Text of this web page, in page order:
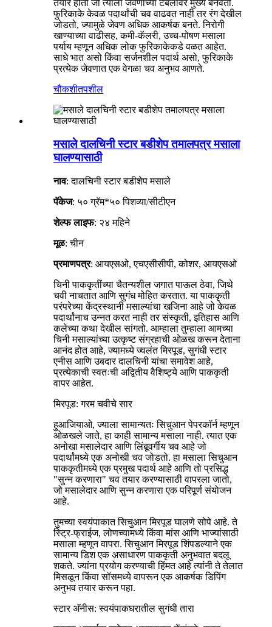
तयार होतो जो त्याला जेवणाच्या टेबलांवर मुख्य बनवतो.
फुरिकाके केवळ पदार्थांची चव वाढवत नाही तर रंग देखील
जोडतो, ज्यामुळे जेवण अधिक आकर्षक बनते. निरोगी
खाण्याच्या वाढीसह, कमी-कॅलरी, उच्च-पोषण मसाला
पर्याय म्हणून अधिक लोक फुरिकाकेकडे वळत आहेत.
साधे भात असो किंवा सर्जनशील पदार्थ असो, फुरिकाके
प्रत्येक जेवणात एक वेगळा चव अनुभव आणते.
चौकशीतपशील
मसाले दालचिनी स्टार बडीशेप तमालपत्र मसाला
घालण्यासाठी
नाव: दालचिनी स्टार बडीशेप मसाले
पॅकेज: ५० ग्रॅम*५० पिशव्या/सीटीएन
शेल्फ लाइफ: २४ महिने
मूळ: चीन
प्रमाणपत्र: आयएसओ, एचएसीसीपी, कोशर, आयएसओ
चिनी पाककृतींच्या चैतन्यशील जगात पाऊल ठेवा, जिथे
चवी नाचतात आणि सुगंध मोहित करतात. या पाककृती
परंपरेच्या केंद्रस्थानी मसाल्यांचा खजिना आहे जो केवळ
पदार्थांनाच उन्नत करत नाही तर संस्कृती, इतिहास आणि
कलेच्या कथा देखील सांगतो. आम्हाला तुम्हाला आमच्या
चिनी मसाल्यांच्या उत्कृष्ट संग्रहाची ओळख करून देताना
आनंद होत आहे, ज्यामध्ये ज्वलंत मिरपूड, सुगंधी स्टार
एनीस आणि उबदार दालचिनी यांचा समावेश आहे,
प्रत्येकाची स्वतःची अद्वितीय वैशिष्ट्ये आणि पाककृती
वापर आहेत.
मिरपूड: गरम चवीचे सार
हुआजियाओ, ज्याला सामान्यतः सिचुआन पेपरकॉर्न म्हणून
ओळखले जाते, हा काही सामान्य मसाला नाही. त्यात एक
अनोखा मसालेदार आणि लिंबूवर्गीय चव आहे जो
पदार्थांमध्ये एक अनोखी चव जोडतो. हा मसाला सिचुआन
पाककृतीमध्ये एक प्रमुख पदार्थ आहे आणि तो प्रसिद्ध
"सुन्न करणारा" चव तयार करण्यासाठी वापरला जातो,
जो मसालेदार आणि सुन्न करणारा एक परिपूर्ण संयोजन
आहे.
तुमच्या स्वयंपाकात सिचुआन मिरपूड घालणे सोपे आहे. ते
स्ट्रि-फ्राईज, लोणच्यामध्ये किंवा मांस आणि भाज्यांसाठी
मसाला म्हणून वापरा. ​​सिचुआन मिरपूड शिंपडल्याने एक
सामान्य डिश एक असाधारण पाककृती अनुभवात बदलू
शकते. ज्यांना प्रयोग करण्याची हिंमत आहे त्यांनी ते तेलात
मिसळून किंवा सॉसमध्ये वापरून एक आकर्षक डिपिंग
अनुभव तयार करून पहा.
स्टार अ‍ॅनीस: स्वयंपाकघरातील सुगंधी तारा